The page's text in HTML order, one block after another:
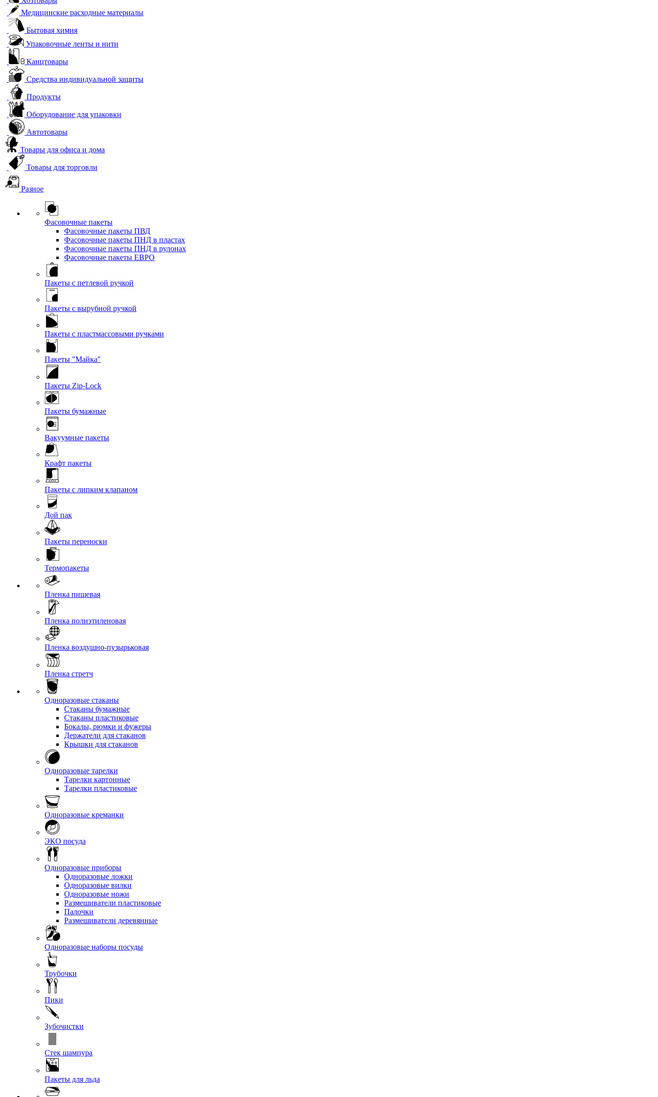
Медицинские расходные материалы
Бытовая химия
Упаковочные ленты и нити
Канцтовары
Средства индивидуальной защиты
Продукты
Оборудование для упаковки
Автотовары
Товары для офиса и дома
Товары для торговли
Разное
Фасовочные пакеты
Фасовочные пакеты ПВД
Фасовочные пакеты ПНД в пластах
Фасовочные пакеты ПНД в рулонах
Фасовочные пакеты ЕВРО
Пакеты с петлевой ручкой
Пакеты с вырубной ручкой
Пакеты с пластмассовыми ручками
Пакеты "Майка"
Пакеты Zip-Lock
Пакеты бумажные
Вакуумные пакеты
Крафт пакеты
Пакеты с липким клапаном
Дой пак
Пакеты переноски
Термопакеты
Пленка пищевая
Пленка полиэтиленовая
Пленка воздушно-пузырьковая
Пленка стретч
Одноразовые стаканы
Стаканы бумажные
Стаканы пластиковые
Бокалы, рюмки и фужеры
Держатели для стаканов
Крышки для стаканов
Одноразовые тарелки
Тарелки картонные
Тарелки пластиковые
Одноразовые креманки
ЭКО посуда
Одноразовые приборы
Одноразовые ложки
Одноразовые вилки
Одноразовые ножи
Размешиватели пластиковые
Палочки
Размешиватели деревянные
Одноразовые наборы посуды
Трубочки
Пики
Зубочистки
Стек шампура
Пакеты для льда